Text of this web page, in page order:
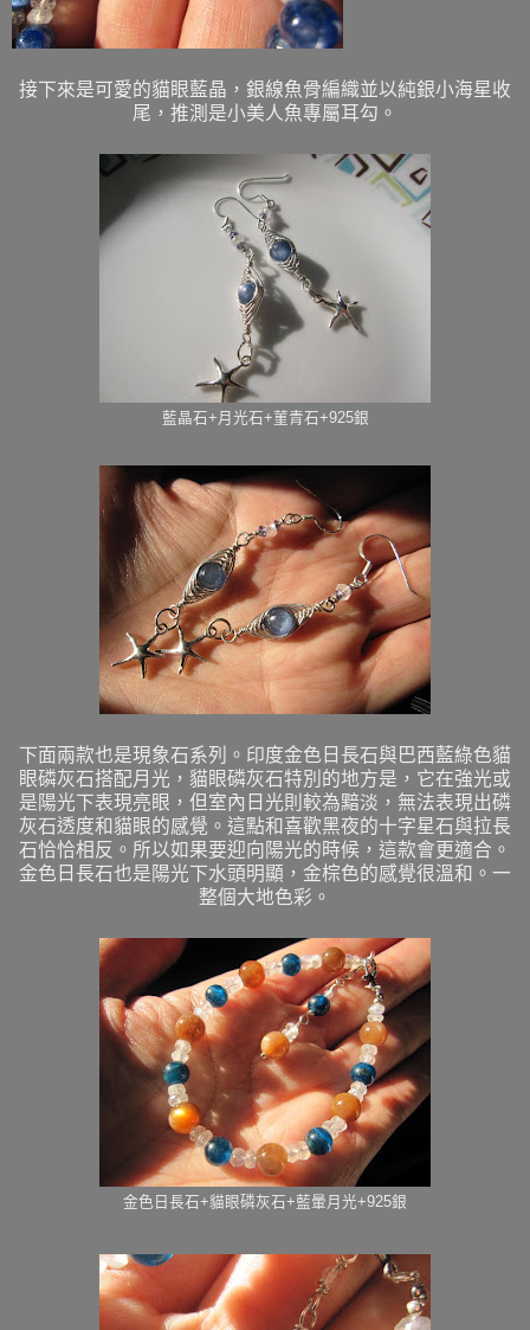
接下來是可愛的貓眼藍晶，銀線魚骨編織並以純銀小海星收
尾，推測是小美人魚專屬耳勾。
藍晶石+月光石+菫青石+925銀
下面兩款也是現象石系列。印度金色日長石與巴西藍綠色貓
眼磷灰石搭配月光，貓眼磷灰石特別的地方是，它在強光或
是陽光下表現亮眼，但室內日光則較為黯淡，無法表現出磷
灰石透度和貓眼的感覺。這點和喜歡黑夜的十字星石與拉長
石恰恰相反。所以如果要迎向陽光的時候，這款會更適合。
金色日長石也是陽光下水頭明顯，金棕色的感覺很溫和。一
整個大地色彩。
金色日長石+貓眼磷灰石+藍暈月光+925銀